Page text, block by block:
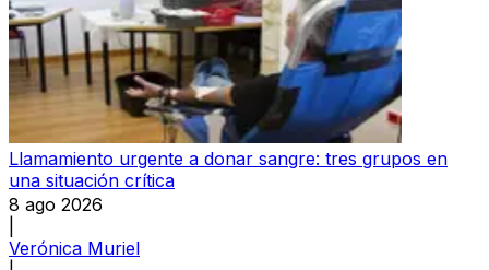
Llamamiento urgente a donar sangre: tres grupos en
una situación crítica
8 ago 2026
Verónica Muriel